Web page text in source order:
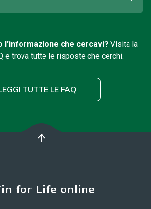
l’informazione che cercavi? Visita la
e trova tutte le risposte che cerchi.
TUTTE LE FAQ
arrow_upward
for Life online